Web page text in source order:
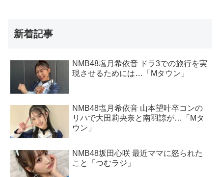
新着記事
NMB48塩月希依音 ドラ3での旅行を実
現させるためには…「Mタウン」
NMB48塩月希依音 山本望叶卒コンの
リハで大田莉央奈と南羽諒が…「Mタ
ウン」
NMB48坂田心咲 最近ママに怒られた
こと「つむラジ」